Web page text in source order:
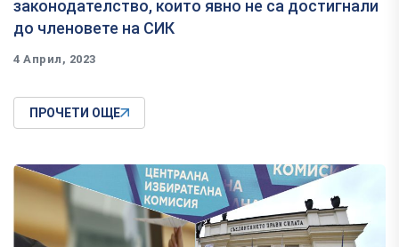
законодателство, които явно не са достигнали
до членовете на СИК
4 Април, 2023
ПРОЧЕТИ ОЩЕ